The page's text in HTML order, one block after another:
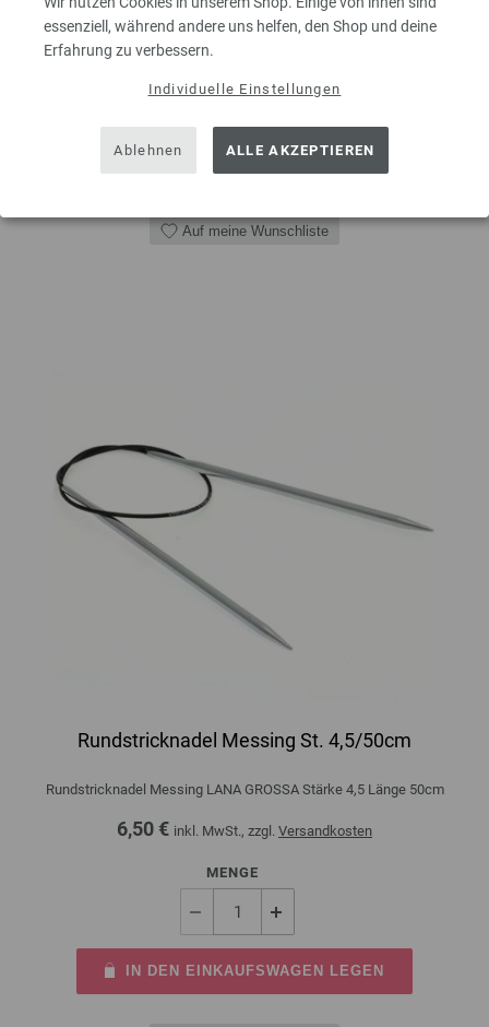
essenziell, während andere uns helfen, den Shop und deine
Erfahrung zu verbessern.
Individuelle Einstellungen
Ablehnen ALLE AKZEPTIEREN
9,50 € inkl. MwSt., zzgl.Versandkosten
Auf meine Wunschliste
Rundstricknadel Messing St. 4,5/50cm
Rundstricknadel Messing LANA GROSSA Stärke 4,5 Länge 50cm
6,50 € inkl. MwSt., zzgl. Versandkosten
MENGE
IN DEN EINKAUFSWAGEN LEGEN